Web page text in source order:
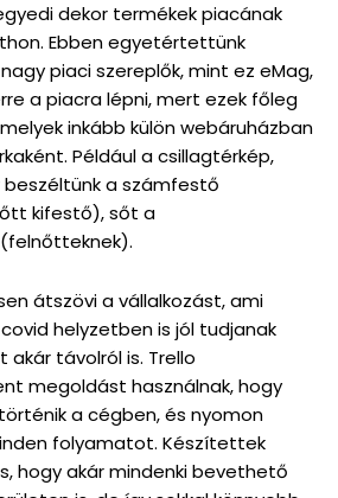
dekor termékek piacának
Ebben egyetértettünk
piaci szereplők, mint ez eMag,
a piacra lépni, mert ezek főleg
inkább külön webáruházban
Például a csillagtérkép,
beszéltünk a számfestő
kifestő), sőt a
átszövi a vállalkozást, ami
helyzetben is jól tudjanak
távolról is. Trello
megoldást használnak, hogy
a cégben, és nyomon
folyamatot. Készítettek
hogy akár mindenki bevethető